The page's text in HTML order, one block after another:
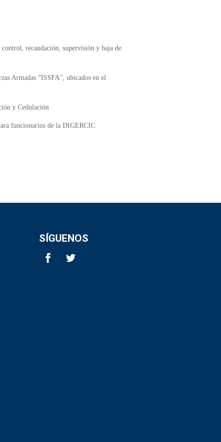
recaudación, supervisión y baja de
Armadas “ISSFA”, ubicados en el
y Cedulación
funcionarios de la DIGERCIC
SÍGUENOS